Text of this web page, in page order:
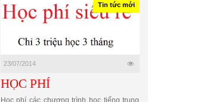
Tin tức mới
23/07/2014
HỌC PHÍ
Học phí các chương trình học tiếng trung